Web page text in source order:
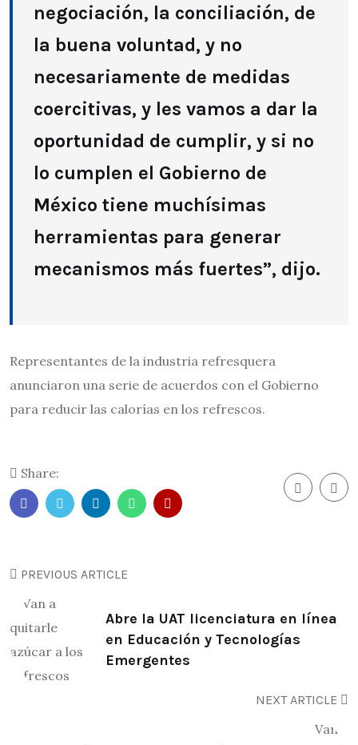
negociación, la conciliación, de
la buena voluntad, y no
necesariamente de medidas
coercitivas, y les vamos a dar la
oportunidad de cumplir, y si no
lo cumplen el Gobierno de
México tiene muchísimas
herramientas para generar
mecanismos más fuertes”, dijo.
Representantes de la industria refresquera
anunciaron una serie de acuerdos con el Gobierno
para reducir las calorías en los refrescos.
Share:
PREVIOUS ARTICLE
Abre la UAT licenciatura en línea
en Educación y Tecnologías
Emergentes
NEXT ARTICLE